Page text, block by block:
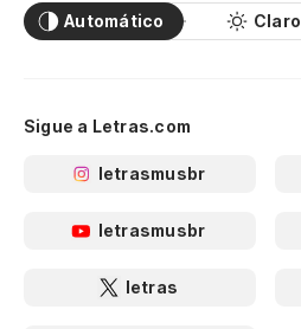
Automático Claro
Sigue a Letras.com
letrasmusbr
letrasmusbr
letras